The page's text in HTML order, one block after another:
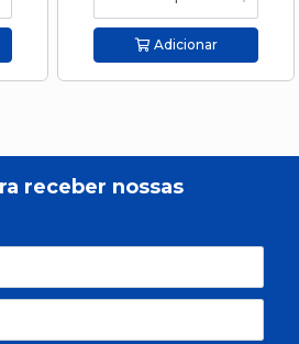
Adicionar
receber nossas